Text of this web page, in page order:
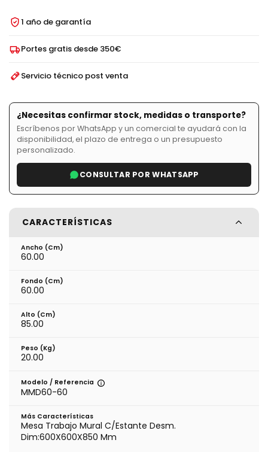
1 año de garantía
Portes gratis desde 350€
Servicio técnico post venta
¿Necesitas confirmar stock, medidas o transporte?
Escríbenos por WhatsApp y un comercial te ayudará con la
disponibilidad, el plazo de entrega o un presupuesto
personalizado.
CONSULTAR POR WHATSAPP
CARACTERÍSTICAS
Ancho (cm)
60.00
Fondo (cm)
60.00
Alto (cm)
85.00
Peso (kg)
20.00
Modelo / Referencia
MMD60-60
Más Características
Mesa Trabajo Mural C/Estante Desm.
Dim:600X600X850 Mm